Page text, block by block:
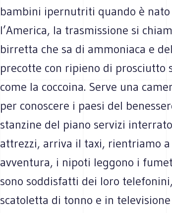
bambini ipernutriti quando è nato
l’America, la trasmissione si
birretta che sa di ammoniaca e
precotte con ripieno di prosciutto
come la coccoina. Serve una
per conoscere i paesi del
stanzine del piano servizi
attrezzi, arriva il taxi, rientriamo
avventura, i nipoti leggono i
sono soddisfatti dei loro
scatoletta di tonno e in televisione